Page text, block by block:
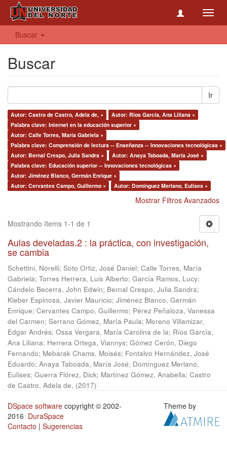
Buscar
Buscar
Ir
Autor: Castro de Castro, Adela de, ×
Autor: Ríos García, Ana Liliana ×
Palabra clave: Internet en la educación superior ×
Autor: Calle Torres, María Gabriela ×
Palabra clave: Comprensión de lectura -- Enseñanza -- Innovaciones tecnológicas ×
Autor: Bernal Crespo, Julia Sandra ×
Autor: Anaya Taboada, María José ×
Palabra clave: Educación superior -- Innovaciones tecnológicas ×
Autor: Jiménez Blanco, Germán Enrique ×
Autor: Cervantes Campo, Guillermo ×
Autor: Domínguez Merlano, Eulises ×
Mostrar Filtros Avanzados
Mostrando ítems 1-1 de 1
Aulas develadas.2 : la práctica, con investigación,
se cambia
Schettini, Norelli; Soto Ortiz, José Daniel; Calle Torres, María
Gabriela; Torres Herrera, Luis Alberto; García Ramos, Lucy;
Cándelo Becerra, John Edwin; Bernal Crespo, Julia Sandra;
Kleber Espinosa, Javier Mauricio; Jiménez Blanco, Germán
Enrique; Cervantes Campo, Guillermo; Pérez Peñaloza, Vanessa
del Carmen; Serrano Gómez, María Paula; Moreno Villamizar,
Edgar Andrés; Ossa Vergara, María Carolina de la; Ríos García,
Ana Liliana; Herrera Ortega, Viannys; Gómez Cerón, Diego
Fernando; Mebarak Chams, Moisés; Fontalvo Hernández, José
Eduardo; Anaya Taboada, María José; Domínguez Merlano,
Eulises; Guerra Flórez, Dick; Martínez Gómez, Anabella; Castro
de Castro, Adela de, (2017)
DSpace software copyright © 2002-
2016 DuraSpace
Contacto | Sugerencias
Theme by